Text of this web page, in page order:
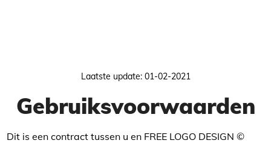
Laatste update: 01-02-2021
Gebruiksvoorwaarden
Dit is een contract tussen u en FREE LOGO DESIGN ©